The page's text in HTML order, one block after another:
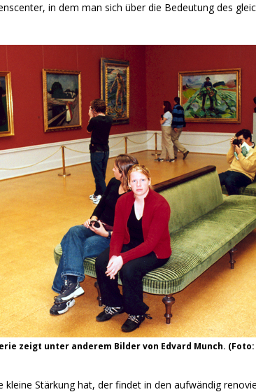
in dem man sich über die Bedeutung des
zeigt unter anderem Bilder von Edvard Munch.
kleine Stärkung hat, der findet in den aufwändig